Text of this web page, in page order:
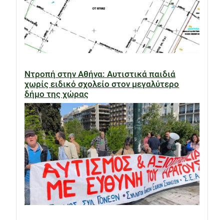
Ντροπή στην Αθήνα: Αυτιστικά παιδιά
χωρίς ειδικό σχολείο στον μεγαλύτερο
δήμο της χώρας